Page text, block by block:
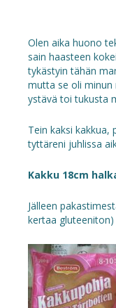
Olen aika huono
sain haasteen
tykästyin tähän
mutta se oli minun
ystävä toi tukusta
Tein kaksi kakkua,
tyttäreni juhlissa
Kakku 18cm
Jälleen
kertaa gluteeniton)